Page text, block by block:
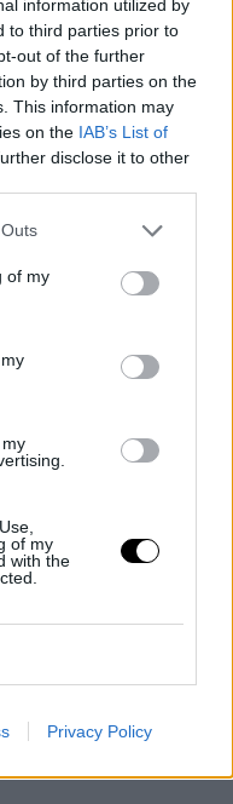
information utilized by
to third parties prior to
out of the further
by third parties on the
This information may
on the IAB’s List of
disclose it to other
of my
of my
with the
Privacy Policy
nickel to follow up
game 🔥
inmersos en una gira
un imparable
partidos. Hay que